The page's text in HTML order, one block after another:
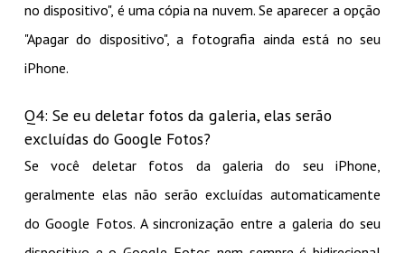
no dispositivo", é uma cópia na nuvem. Se aparecer a opção
"Apagar do dispositivo", a fotografia ainda está no seu
iPhone.
Q4: Se eu deletar fotos da galeria, elas serão
excluídas do Google Fotos?
Se você deletar fotos da galeria do seu iPhone,
geralmente elas não serão excluídas automaticamente
do Google Fotos. A sincronização entre a galeria do seu